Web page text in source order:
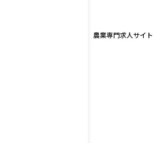
農業専門求人サイト